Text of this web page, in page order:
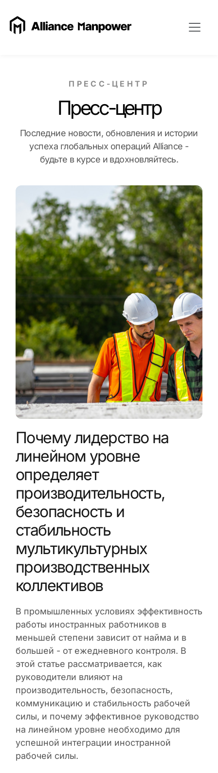
ПРЕСС-ЦЕНТР
Пресс-центр
Последние новости, обновления и истории
успеха глобальных операций Alliance -
будьте в курсе и вдохновляйтесь.
Почему лидерство на
линейном уровне
определяет
производительность,
безопасность и
стабильность
мультикультурных
производственных
коллективов
В промышленных условиях эффективность
работы иностранных работников в
меньшей степени зависит от найма и в
большей - от ежедневного контроля. В
этой статье рассматривается, как
руководители влияют на
производительность, безопасность,
коммуникацию и стабильность рабочей
силы, и почему эффективное руководство
на линейном уровне необходимо для
успешной интеграции иностранной
рабочей силы.